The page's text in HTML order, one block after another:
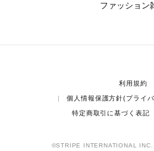
ファッション
利用規約
個人情報保護方針(プライ
特定商取引に基づく表記
©STRIPE INTERNATIONAL